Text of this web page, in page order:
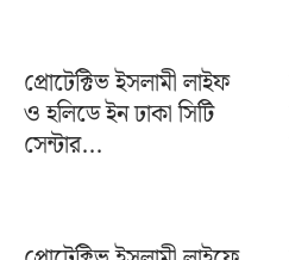
প্রোটেক্টিভ ইসলামী লাইফ
ও হলিডে ইন ঢাকা সিটি
সেন্টার...